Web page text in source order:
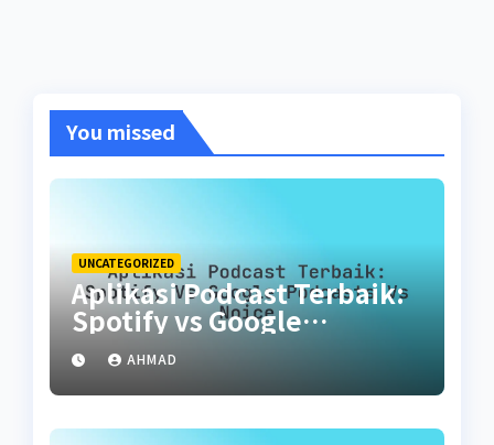
You missed
UNCATEGORIZED
Aplikasi Podcast Terbaik:
Spotify vs Google
Podcasts vs Noice
AHMAD